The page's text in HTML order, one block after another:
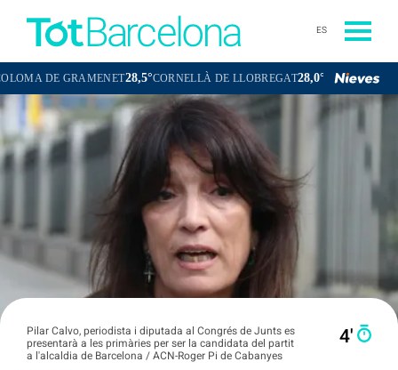
ES
GRAMENET28,5°CORNELLÀ DE LLOBREGAT28,0°SANT BOI DE
Pilar Calvo, periodista i diputada al Congrés de Junts es
presentarà a les primàries per ser la candidata del partit
a l'alcaldia de Barcelona / ACN-Roger Pi de Cabanyes
4′